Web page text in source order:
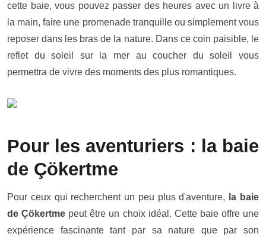
cette baie, vous pouvez passer des heures avec un livre à
la main, faire une promenade tranquille ou simplement vous
reposer dans les bras de la nature. Dans ce coin paisible, le
reflet du soleil sur la mer au coucher du soleil vous
permettra de vivre des moments des plus romantiques.
Pour les aventuriers : la baie
de Çökertme
Pour ceux qui recherchent un peu plus d'aventure,
la baie
de Çökertme peut être un choix idéal. Cette baie offre une
expérience fascinante tant par sa nature que par son